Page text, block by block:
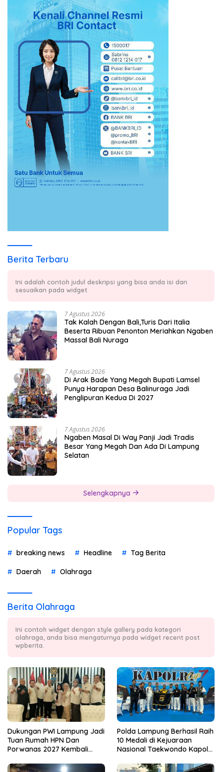
Berita Terbaru
Ini adalah contoh judul deskripsi yang bisa anda isi dan
sesuaikan pada widget
7 Agustus 2026
Tak Kalah Dengan Bali,Turis Dari Italia
Beserta Ribuan Penonton Meriahkan Ngaben
Massal Bali Nuraga
7 Agustus 2026
Di Arak Bade Yang Megah Bupati Lamsel
Punya Harapan Desa Balinuraga Jadi
Penglipuran Kedua Di 2027
7 Agustus 2026
Ngaben Masal Di Way Panji Jadi Tradis
Besar Yang Megah Dan Ada Di Lampung
Selatan
Selengkapnya
Popular Tags
breaking news Headline Tag Berita
Daerah Olahraga
Berita Olahraga
Ini contoh widget dengan style gallery pada kategori
olahraga, anda bisa mengaturnya pada widget recent post
wpberita.
Dukungan PWI Lampung Jadi
Tuan Rumah HPN Dan
Porwanas 2027 Kembali
Pol.Rudi Setiawan
Polda Lampung Berhasil Raih
10 Medali di Kejuaraan
Nasional Taekwondo Kapolri